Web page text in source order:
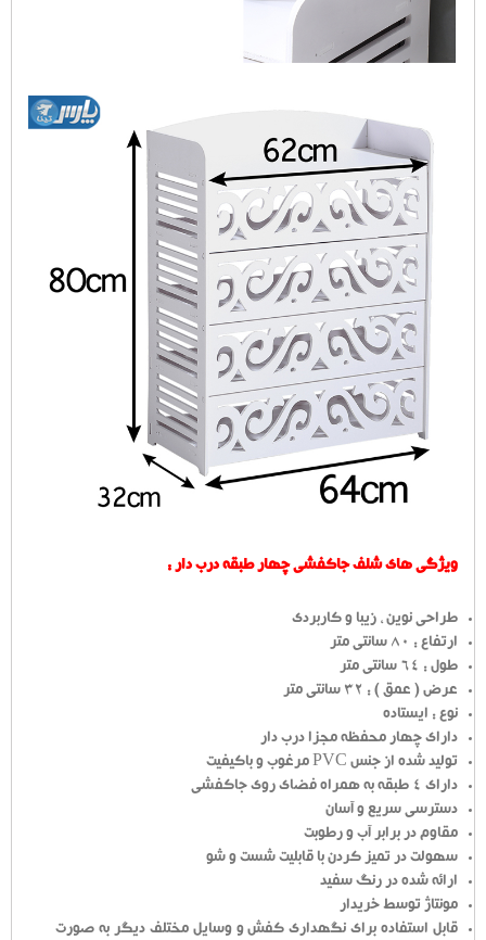
ویژگی های شلف جاکفشی چهار طبقه درب دار :
طراحی نوین ، زیبا و کاربردی
ارتفاع : 80 سانتی متر
طول : 64 سانتی متر
عرض ( عمق ) : 32 سانتی متر
نوع : ایستاده
دارای چهار محفظه مجزا درب دار
تولید شده از جنس PVC مرغوب و باکیفیت
دارای 4 طبقه به همراه فضای روی جاکفشی
دسترسی سریع و آسان
مقاوم در برابر آب و رطوبت
سهولت در تمیز کردن با قابلیت شست و شو
ارائه شده در رنگ سفید
مونتاژ توسط خریدار
قابل استفاده برای نگهداری کفش و وسایل مختلف دیگر به صورت